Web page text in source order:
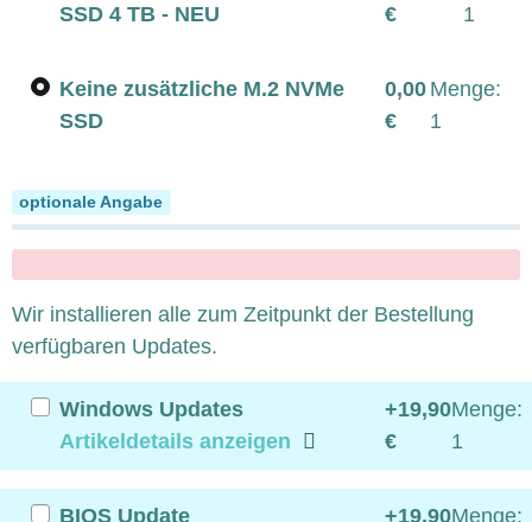
SSD 4 TB - NEU
€
1
Keine zusätzliche M.2 NVMe
SSD
0,00
€
Menge:
1
System Updates
optionale Angabe
x
Wir installieren alle zum Zeitpunkt der Bestellung
verfügbaren Updates.
Windows Updates
Artikeldetails anzeigen
+19,90
€
Menge:
1
BIOS Update +19,90Menge: